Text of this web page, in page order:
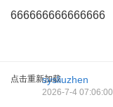
666666666666666
点击重新加载sysliuzhen
2026-7-4 07:06:00